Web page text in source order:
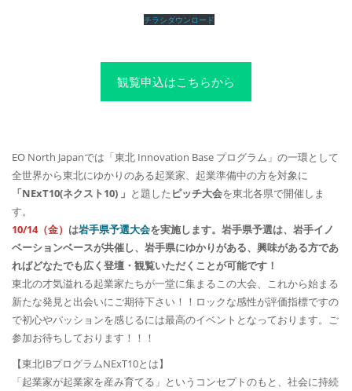
チラシダウンロード
観覧申込はこちらから
EO North Japanでは「東北 Innovation Base プログラム」の一環として
全世界から東北にゆかりのある起業家、起業準備中の方を対象に
「NExT10(ネクスト10) 」 と題したピッチ大会を東北各県で開催しま
す。
10/14（金） は岩手県予選大会を実施します。岩手県予選は、岩手イノ
ベーションベースが共催し、岩手県にゆかりがある、興味がある方であ
ればどなたでも広く登壇・観覧いただくことが可能です！
東北の才気溢れる起業家たちが一堂に集まるこの大会、これから始まる
新たな発見と出会いにご期待下さい！！ロックな感性が評価指標ですの
で初心やパッションを感じるには最高のイベントとなっております。ご
参加お待ちしております！！！
【東北IBプログラムNExT10とは】
「起業家が起業家を産み育てる」というコンセプトのもと、社会に持続